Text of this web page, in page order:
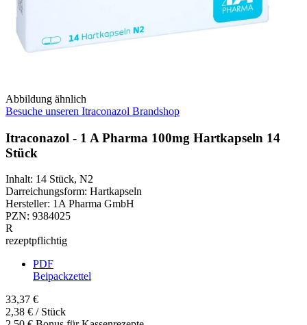
Abbildung ähnlich
Besuche unseren Itraconazol Brandshop
Itraconazol - 1 A Pharma 100mg Hartkapseln 14
Stück
Inhalt: 14 Stück, N2
Darreichungsform: Hartkapseln
Hersteller: 1A Pharma GmbH
PZN: 9384025
R
rezeptpflichtig
PDF
Beipackzettel
33,37 €
2,38 € / Stück